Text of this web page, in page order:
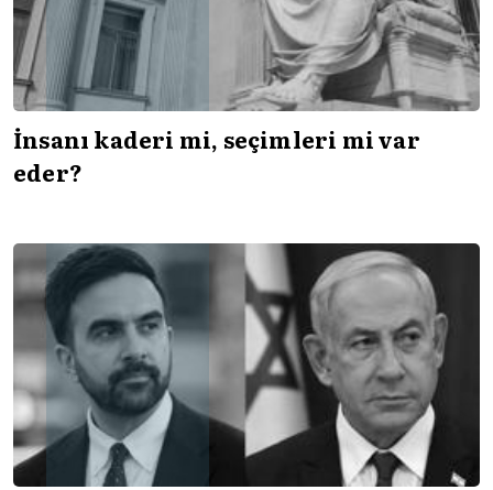
İnsanı kaderi mi, seçimleri mi var
eder?